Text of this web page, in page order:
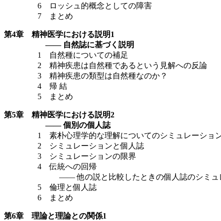
6 ロッシュ的概念としての障害
7 まとめ
第4章 精神医学における説明1
—— 自然誌に基づく説明
1 自然種についての補足
2 精神疾患は自然種であるという見解への反論
3 精神疾患の類型は自然種なのか？
4 帰 結
5 まとめ
第5章 精神医学における説明2
—— 個別の個人誌
1 素朴心理学的な理解についてのシミュレーショ
2 シミュレーションと個人誌
3 シミュレーションの限界
4 伝統への回帰
—— 他の説と比較したときの個人誌のシミュレ
5 倫理と個人誌
6 まとめ
第6章 理論と理論との関係1